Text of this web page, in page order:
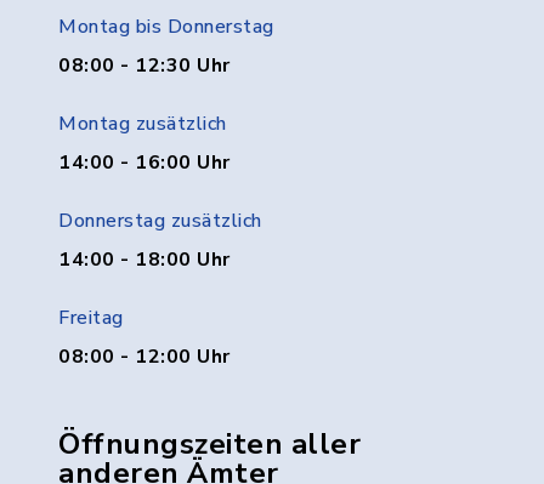
Montag bis Donnerstag
08:00 - 12:30 Uhr
Montag zusätzlich
14:00 - 16:00 Uhr
Donnerstag zusätzlich
14:00 - 18:00 Uhr
Freitag
08:00 - 12:00 Uhr
Öffnungszeiten aller
anderen Ämter